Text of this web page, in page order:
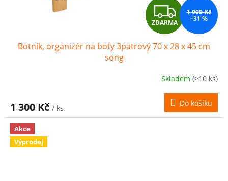
Z
D
A
R
M
A
ZDARMA
1 900 Kč
–31 %
Botník, organizér na boty 3patrový 70 x 28 x 45 cm
song
Skladem (>10 ks)
1 300 Kč / ks
Do košíku
Akce
Výprodej